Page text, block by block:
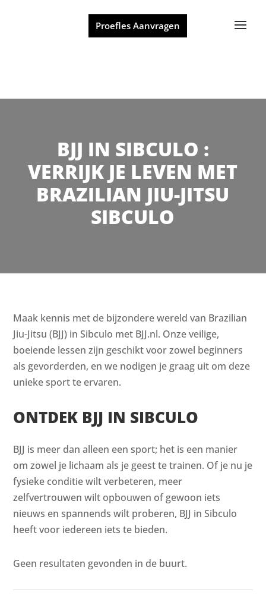
Proefles Aanvragen
BJJ IN SIBCULO :
VERRIJK JE LEVEN MET
BRAZILIAN JIU-JITSU
SIBCULO
Maak kennis met de bijzondere wereld van Brazilian
Jiu-Jitsu (BJJ) in Sibculo met BJJ.nl. Onze veilige,
boeiende lessen zijn geschikt voor zowel beginners
als gevorderden, en we nodigen je graag uit om deze
unieke sport te ervaren.
ONTDEK BJJ IN SIBCULO
BJJ is meer dan alleen een sport; het is een manier
om zowel je lichaam als je geest te trainen. Of je nu je
fysieke conditie wilt verbeteren, meer
zelfvertrouwen wilt opbouwen of gewoon iets
nieuws en spannends wilt proberen, BJJ in Sibculo
heeft voor iedereen iets te bieden.
Geen resultaten gevonden in de buurt.